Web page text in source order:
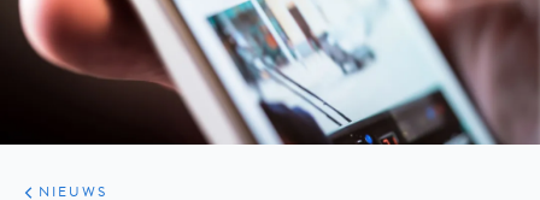
ARTIKELEN
HETNIEUWS